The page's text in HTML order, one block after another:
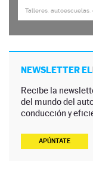
NEWSLETTER EL
Recibe la
del mundo del
conducción y
APÚNTATE